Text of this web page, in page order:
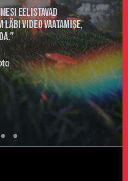
eelistavad
läbi video vaatamise,